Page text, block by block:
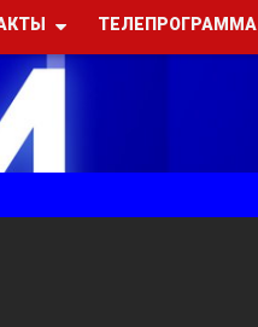
ТЕЛЕПРОГРАММА